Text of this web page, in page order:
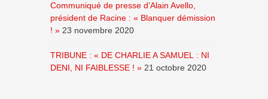
Communiqué de presse d’Alain Avello,
président de Racine : « Blanquer démission
! » 23 novembre 2020
TRIBUNE : « DE CHARLIE A SAMUEL : NI
DENI, NI FAIBLESSE ! » 21 octobre 2020